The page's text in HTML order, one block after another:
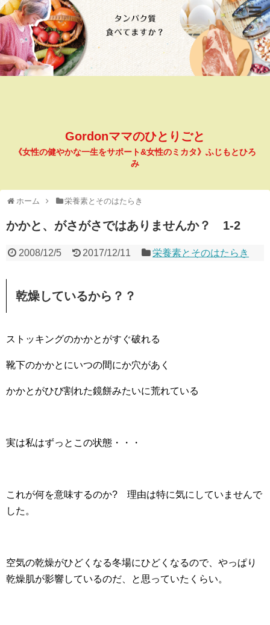
Gordonママのひとりごと
《女性の健やかな一生をサポート&女性のミカタ》ふじもとひろ
み
ホーム 栄養素とそのはたらき
かかと、がさがさではありませんか？ 1-2
2008/12/5 2017/12/11 栄養素とそのはたらき
乾燥しているから？？
ストッキングのかかとがすぐ破れる
靴下のかかとにいつの間にか穴があく
かかとがひび割れた鏡餅みたいに荒れている
実は私はずっとこの状態・・・
これが何を意味するのか? 理由は特に気にしていませんで
した。
空気の乾燥がひどくなる冬場にひどくなるので、やっぱり
乾燥肌が影響しているのだ、と思っていたくらい。